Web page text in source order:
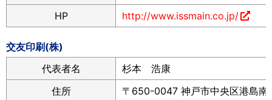
HP
http://www.issmain.co.jp/
交友印刷(株)
代表者名
杉本 浩康
住所
〒650-0047 神戸市中央区港島